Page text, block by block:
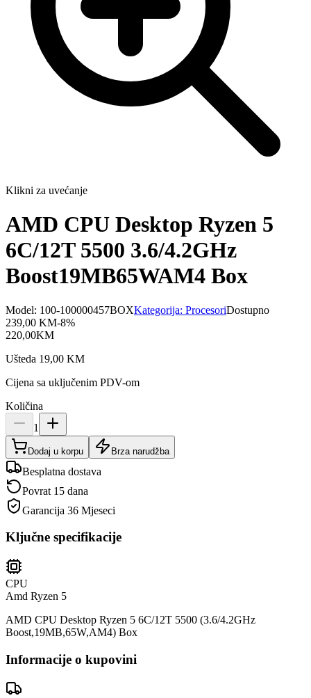
Klikni za uvećanje
AMD CPU Desktop Ryzen 5
6C/12T 5500 3.6/4.2GHz
Boost19MB65WAM4 Box
Model: 100-100000457BOXKategorija: ProcesoriDostupno
239,00 KM-8%
220,00KM
Ušteda 19,00 KM
Cijena sa uključenim PDV-om
Količina
1
Dodaj u korpu Brza narudžba
Besplatna dostava
Povrat 15 dana
Garancija 36 Mjeseci
Ključne specifikacije
CPU
Amd Ryzen 5
AMD CPU Desktop Ryzen 5 6C/12T 5500 (3.6/4.2GHz
Boost,19MB,65W,AM4) Box
Informacije o kupovini